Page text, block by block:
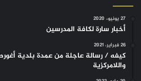
27 يونيو، 2020
أخبار سارة لكافة المدرسين
26 فبراير، 2021
كيفه / رسالة عاجلة من عمدة بلدية أغورط
واللامركزية